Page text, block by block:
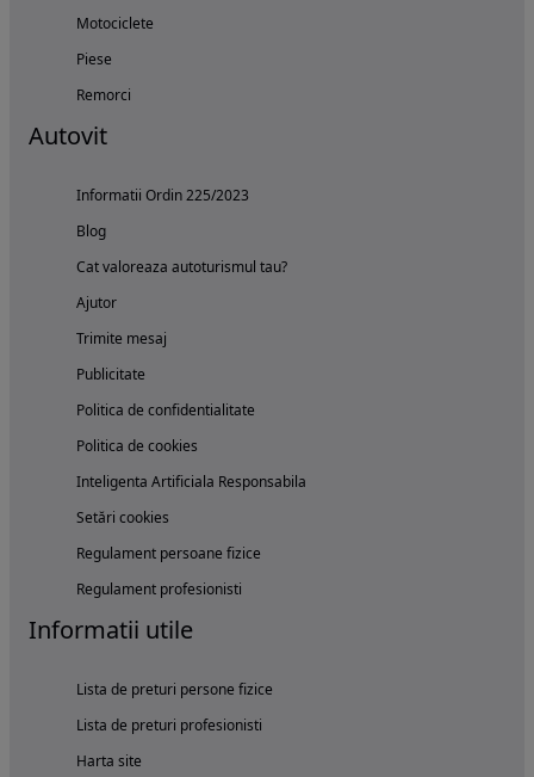
Motociclete
Piese
Remorci
Autovit
Informatii Ordin 225/2023
Blog
Cat valoreaza autoturismul tau?
Ajutor
Trimite mesaj
Publicitate
Politica de confidentialitate
Politica de cookies
Inteligenta Artificiala Responsabila
Setări cookies
Regulament persoane fizice
Regulament profesionisti
Informatii utile
Lista de preturi persone fizice
Lista de preturi profesionisti
Harta site